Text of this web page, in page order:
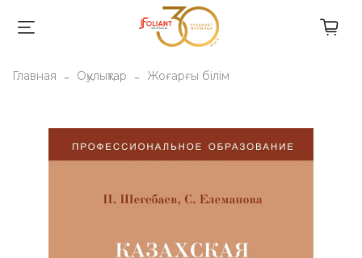
Главная Оқулықтар Жоғарғы білім